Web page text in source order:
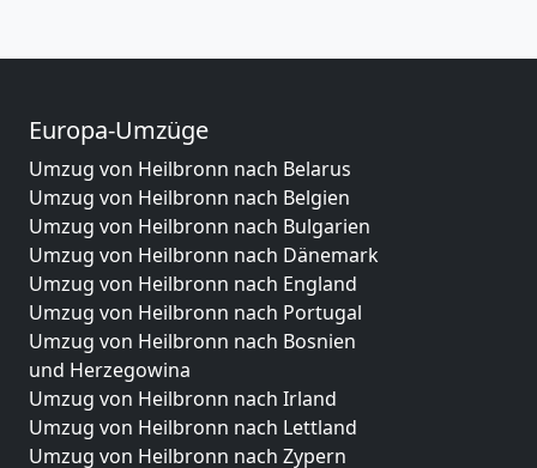
Europa-Umzüge
Umzug von Heilbronn nach Belarus
Umzug von Heilbronn nach Belgien
Umzug von Heilbronn nach Bulgarien
Umzug von Heilbronn nach Dänemark
Umzug von Heilbronn nach England
Umzug von Heilbronn nach Portugal
Umzug von Heilbronn nach Bosnien
und Herzegowina
Umzug von Heilbronn nach Irland
Umzug von Heilbronn nach Lettland
Umzug von Heilbronn nach Zypern